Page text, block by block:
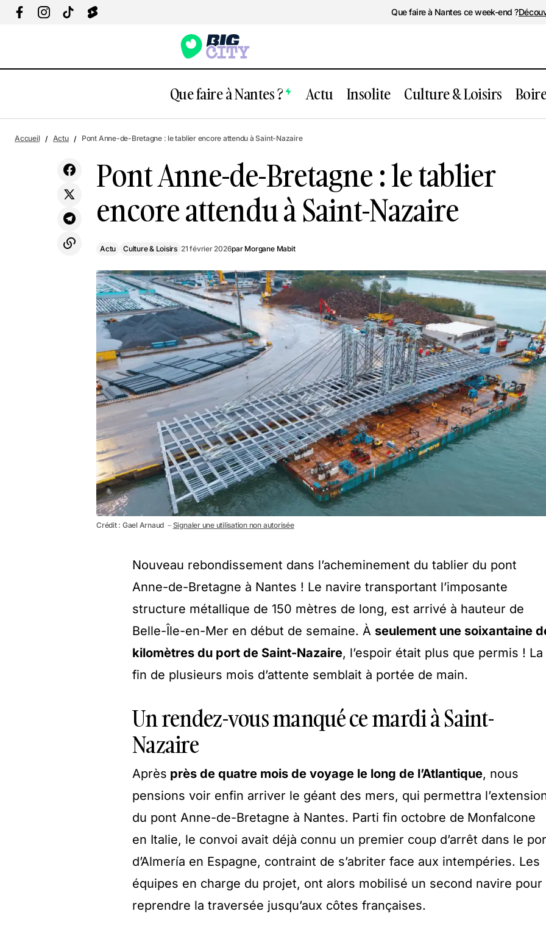
Que faire à Nantes ce week-end ?
Que faire à Nantes ? Actu Insolite Culture & Loisirs
Retour en 2016 : ces moments qui ont
marqué Nantes
Actu
Pont Anne-de-Bretagne : le tablier
Accueil Actu Pont Anne-de-Bretagne : le tablier encore attendu à Saint-Nazaire
Pont Anne-de-Bretagne : le tablier
encore attendu à Saint-Nazaire
Actu Culture & Loisirs 21 février 2026par Morgane Mabit
Crédit : Gael Arnaud － Signaler une utilisation non autorisée
Nouveau rebondissement dans l’acheminement du tablier du pont
Anne-de-Bretagne à Nantes ! Le navire transportant l’imposante
structure métallique de 150 mètres de long, est arrivé à hauteur de
Belle-Île-en-Mer en début de semaine. À seulement une soixantaine
kilomètres du port de Saint-Nazaire, l’espoir était plus que permis ! La
fin de plusieurs mois d’attente semblait à portée de main.
Un rendez-vous manqué ce mardi à Saint-
Nazaire
Après près de quatre mois de voyage le long de l’Atlantique, nous
pensions voir enfin arriver le géant des mers, qui permettra
du pont Anne-de-Bretagne à Nantes. Parti fin octobre de Monfalcone
en Italie, le convoi avait déjà connu un premier coup d’arrêt dans le
d’Almería en Espagne, contraint de s’abriter face aux intempéries. Les
équipes en charge du projet, ont alors mobilisé un second navire pour
reprendre la traversée jusqu’aux côtes françaises.